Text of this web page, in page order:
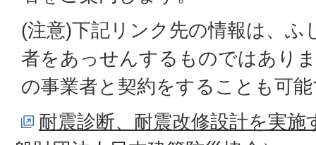
(注意)下記リンク先の情報は、ふ
者をあっせんするものではあり
の事業者と契約をすることも可
耐震診断、耐震改修設計を実施